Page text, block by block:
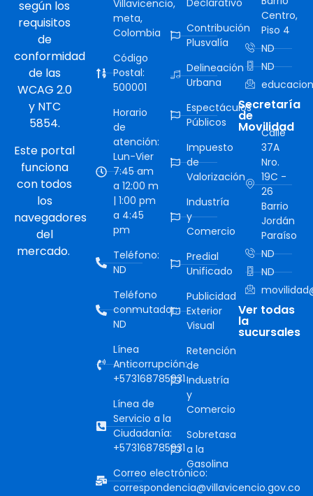
según los
requisitos
de
conformidad
de las
WCAG 2.0
y NTC
5854.
Este portal
funciona
con todos
los
navegadores
del
mercado.
Villavicencio,
meta,
Colombia
Código
Postal:
500001
Horario
de
atención:
Lun-Vier
7:45 am
a 12:00 m
| 1:00 pm
a 4:45
pm
Teléfono:
ND
Teléfono
conmutador:
ND
Línea
Anticorrupción:
+573168785931
Línea de
Servicio a la
Ciudadanía:
+573168785931
Correo electrónico:
correspondencia@villavicencio.gov.co
Declarativo
Contribución
Plusvalía
Delineación
Urbana
Espectáculos
Públicos
Impuesto
de
Valorización
Industría
y
Comercio
Predial
Unificado
Publicidad
Exterior
Visual
Retención
de
Industría
y
Comercio
Sobretasa
a la
Gasolina
Centro,
Piso 4
ND
ND
Secretaría
de
Movilidad
Calle
37A
Nro.
19C -
26
Barrio
Jordán
Paraíso
ND
ND
Ver todas
la
sucursales